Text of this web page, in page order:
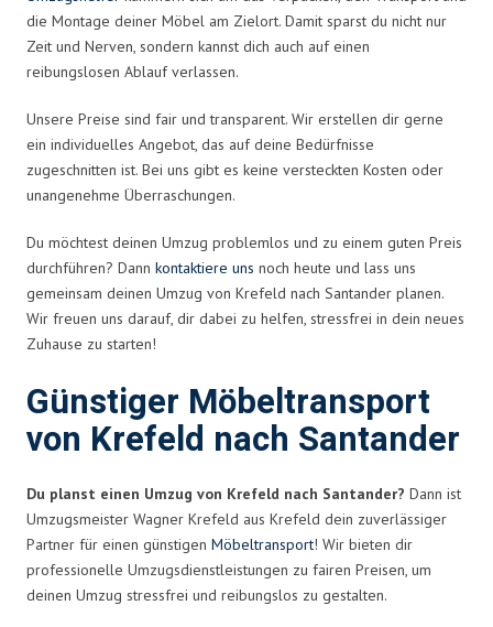
die Montage deiner Möbel am Zielort. Damit sparst du nicht nur
Zeit und Nerven, sondern kannst dich auch auf einen
reibungslosen Ablauf verlassen.
Unsere Preise sind fair und transparent. Wir erstellen dir gerne
ein individuelles Angebot, das auf deine Bedürfnisse
zugeschnitten ist. Bei uns gibt es keine versteckten Kosten oder
unangenehme Überraschungen.
Du möchtest deinen Umzug problemlos und zu einem guten Preis
durchführen? Dann kontaktiere uns noch heute und lass uns
gemeinsam deinen Umzug von Krefeld nach Santander planen.
Wir freuen uns darauf, dir dabei zu helfen, stressfrei in dein neues
Zuhause zu starten!
Günstiger Möbeltransport
von Krefeld nach Santander
Du planst einen Umzug von Krefeld nach Santander? Dann ist
Umzugsmeister Wagner Krefeld aus Krefeld dein zuverlässiger
Partner für einen günstigen Möbeltransport! Wir bieten dir
professionelle Umzugsdienstleistungen zu fairen Preisen, um
deinen Umzug stressfrei und reibungslos zu gestalten.